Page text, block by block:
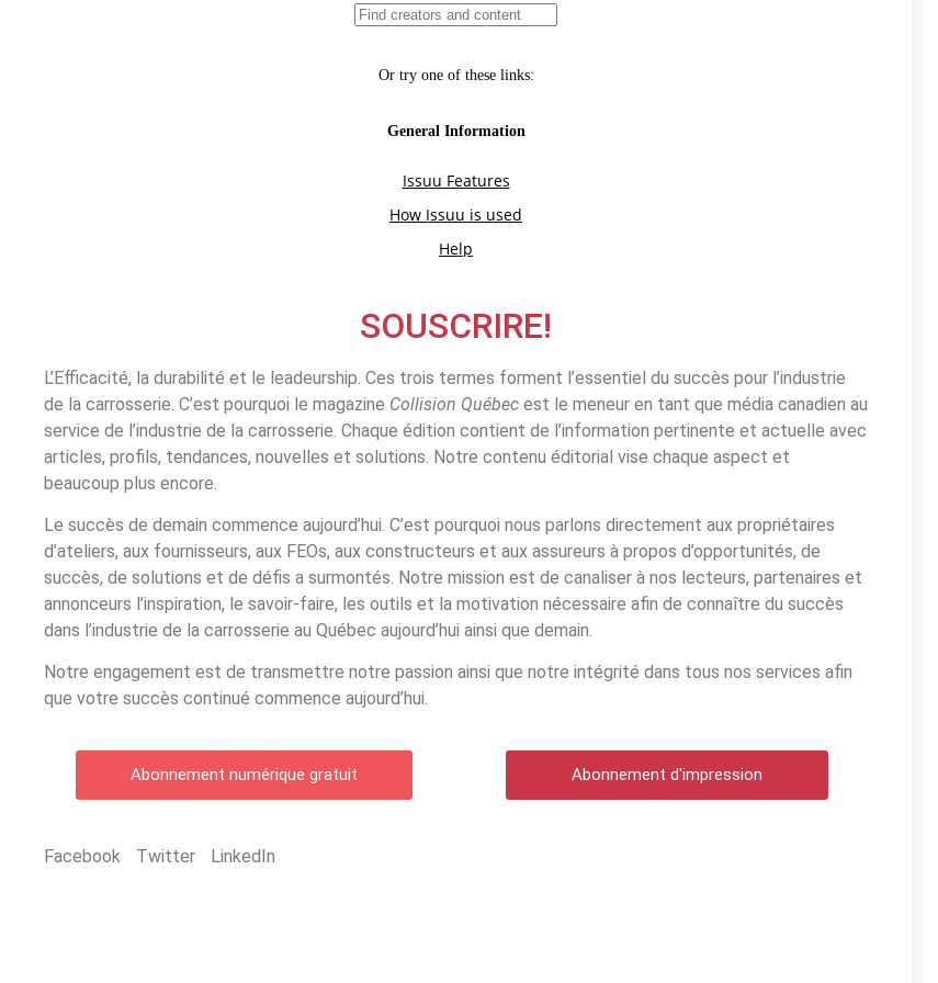
SOUSCRIRE!
L’Efficacité, la durabilité et le leadeurship. Ces trois termes forment l’essentiel du succès pour l’industrie
de la carrosserie. C’est pourquoi le magazine Collision Québec est le meneur en tant que média canadien au
service de l’industrie de la carrosserie. Chaque édition contient de l’information pertinente et actuelle avec
articles, profils, tendances, nouvelles et solutions. Notre contenu éditorial vise chaque aspect et
beaucoup plus encore.
Le succès de demain commence aujourd’hui. C’est pourquoi nous parlons directement aux propriétaires
d’ateliers, aux fournisseurs, aux FEOs, aux constructeurs et aux assureurs à propos d’opportunités, de
succès, de solutions et de défis a surmontés. Notre mission est de canaliser à nos lecteurs, partenaires et
annonceurs l’inspiration, le savoir-faire, les outils et la motivation nécessaire afin de connaître du succès
dans l’industrie de la carrosserie au Québec aujourd’hui ainsi que demain.
Notre engagement est de transmettre notre passion ainsi que notre intégrité dans tous nos services afin
que votre succès continué commence aujourd’hui.
Abonnement numérique gratuit Abonnement d'impression
Facebook Twitter LinkedIn